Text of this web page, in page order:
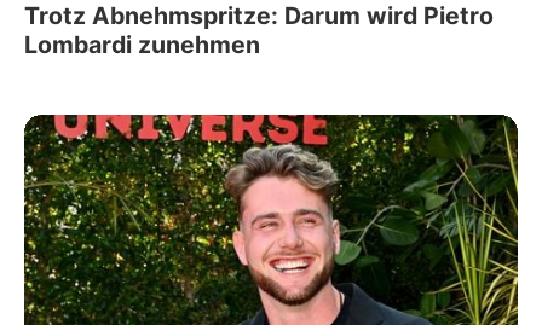
Trotz Abnehmspritze: Darum wird Pietro
Lombardi zunehmen